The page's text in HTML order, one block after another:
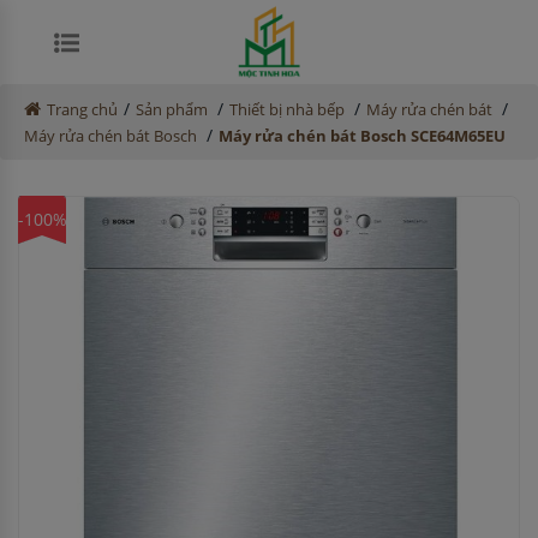
Trang chủ / Sản phẩm / Thiết bị nhà bếp / Máy rửa chén bát /
Máy rửa chén bát Bosch / Máy rửa chén bát Bosch SCE64M65EU
-100%